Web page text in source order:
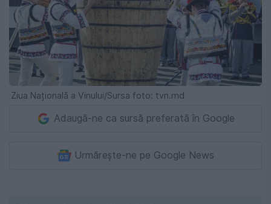
Ziua Națională a Vinului/Sursa foto: tvn.md
Adaugă-ne ca sursă preferată în Google
Urmărește-ne pe Google News